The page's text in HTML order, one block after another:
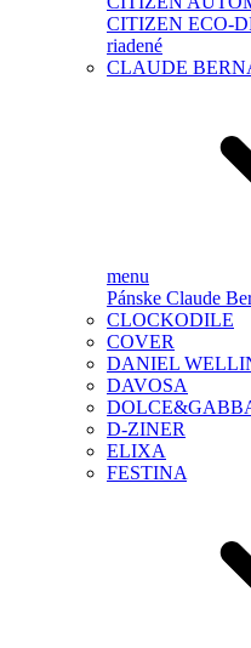
CITIZEN ECO-
riadené
CLAUDE
menu
Pánske Claude
CLOCKODILE
COVER
DANIEL
DAVOSA
D-ZINER
ELIXA
FESTINA